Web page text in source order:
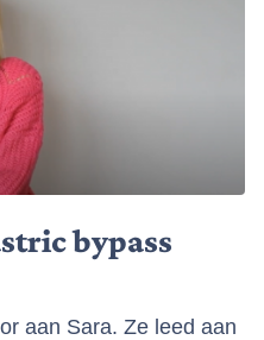
bypass
aan Sara. Ze leed aan